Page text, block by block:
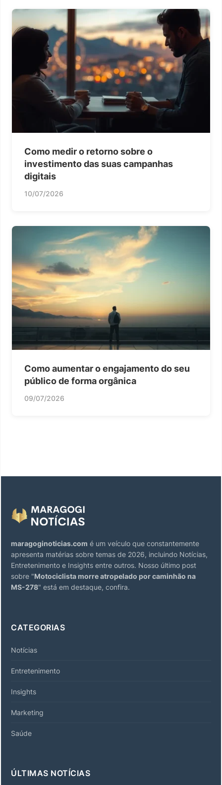
Como medir o retorno sobre o
investimento das suas campanhas
digitais
10/07/2026
Como aumentar o engajamento do seu
público de forma orgânica
09/07/2026
maragoginoticias.com é um veículo que constantemente
apresenta matérias sobre temas de 2026, incluindo Notícias,
Entretenimento e Insights entre outros. Nosso último post
sobre "Motociclista morre atropelado por caminhão na
MS-278" está em destaque, confira.
CATEGORIAS
Notícias
Entretenimento
Insights
Marketing
Saúde
ÚLTIMAS NOTÍCIAS